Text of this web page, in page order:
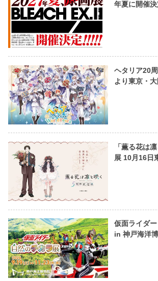
年夏に開催
ヘタリア20
より東京・
「薫る花は
展 10月16日
仮面ライダ
in 神戸海洋